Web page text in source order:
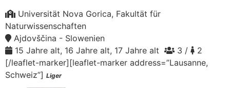
Universität Nova Gorica, Fakultät für
Naturwissenschaften
Ajdovščina - Slowenien
15 Jahre alt, 16 Jahre alt, 17 Jahre alt
3 /
2
[/leaflet-marker][leaflet-marker address=”Lausanne,
Schweiz”] Liger